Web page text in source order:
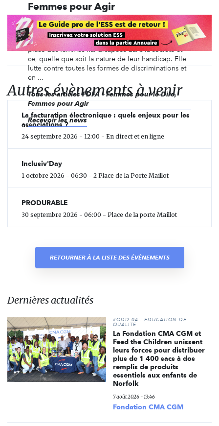
Femmes pour Agir
Fondée en 2003, année européenne des personnes
handicapées, l’association Femmes pour le Dire,
Femmes pour Agir a pour objet de promouvoir la
place des femmes handicapées dans la société et
ce, quelle que soit la nature de leur handicap. Elle
lutte contre toutes les formes de discriminations et
en ...
Tous les articles FDFA - Femmes pour le Dire,
Femmes pour Agir
Recevoir les news
Autres évènements à venir
La facturation électronique : quels enjeux pour les
associations ?
24 septembre 2026 - 12:00 - En direct et en ligne
Inclusiv'Day
1 octobre 2026 - 06:30 - 2 Place de la Porte Maillot
PRODURABLE
30 septembre 2026 - 06:00 - Place de la porte Maillot
RETOURNER À LA LISTE DES ÉVÈNEMENTS
Dernières actualités
#ODD 04 : ÉDUCATION DE
QUALITÉ
La Fondation CMA CGM et
Feed the Children unissent
leurs forces pour distribuer
plus de 1 400 sacs à dos
remplis de produits
essentiels aux enfants de
Norfolk
7 août 2026 - 13:46
Fondation CMA CGM